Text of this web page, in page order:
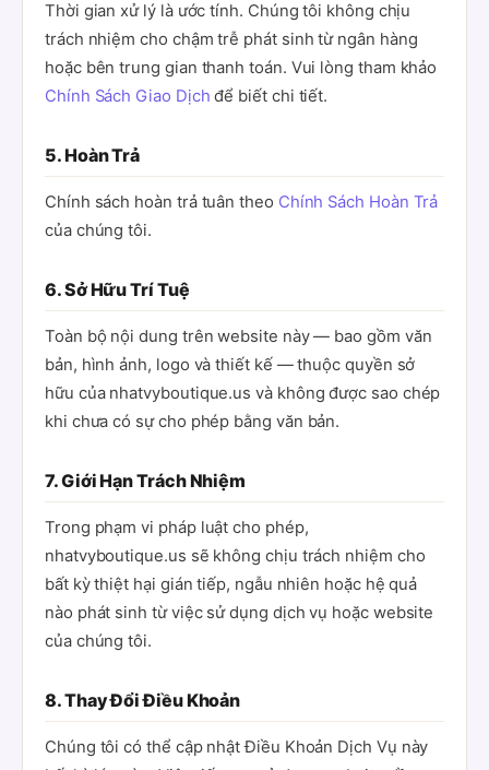
Thời gian xử lý là ước tính. Chúng tôi không chịu
trách nhiệm cho chậm trễ phát sinh từ ngân hàng
hoặc bên trung gian thanh toán. Vui lòng tham khảo
Chính Sách Giao Dịch để biết chi tiết.
5. Hoàn Trả
Chính sách hoàn trả tuân theo Chính Sách Hoàn Trả
của chúng tôi.
6. Sở Hữu Trí Tuệ
Toàn bộ nội dung trên website này — bao gồm văn
bản, hình ảnh, logo và thiết kế — thuộc quyền sở
hữu của nhatvyboutique.us và không được sao chép
khi chưa có sự cho phép bằng văn bản.
7. Giới Hạn Trách Nhiệm
Trong phạm vi pháp luật cho phép,
nhatvyboutique.us sẽ không chịu trách nhiệm cho
bất kỳ thiệt hại gián tiếp, ngẫu nhiên hoặc hệ quả
nào phát sinh từ việc sử dụng dịch vụ hoặc website
của chúng tôi.
8. Thay Đổi Điều Khoản
Chúng tôi có thể cập nhật Điều Khoản Dịch Vụ này